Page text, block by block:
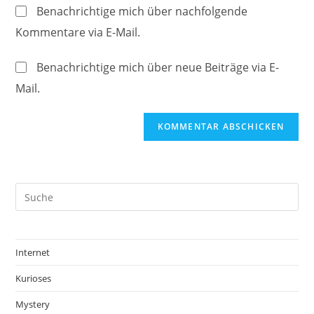
ein
zum
Kommentieren
Website-
URL
ein
Benachrichtige mich über nachfolgende
Kommentare via E-Mail.
Benachrichtige mich über neue Beiträge via E-
Mail.
Internet
Kurioses
Mystery